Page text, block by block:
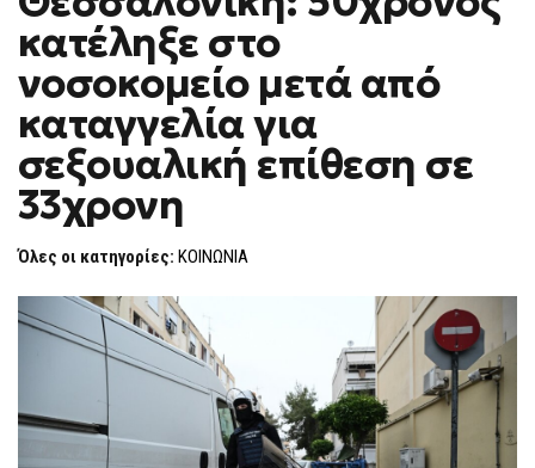
50ΧΡΟΝΟΣ
ΚΑΤΈΛΗΞΕ
ΣΤΟ
ΝΟΣΟΚΟΜΕΊΟ
ΜΕΤΆ
ΑΠΌ
ΚΑΤΑΓΓΕΛΊΑ
ΓΙΑ
ΣΕΞΟΥΑΛΙΚΉ
ΕΠΊΘΕΣΗ
ΣΕ
κατέληξε στο
νοσοκομείο μετά από
καταγγελία για
σεξουαλική επίθεση σε
33χρονη
Όλες οι κατηγορίες: ΚΟΙΝΩΝΙΑ